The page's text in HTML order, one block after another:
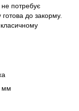
потребує
до закорму.
мм